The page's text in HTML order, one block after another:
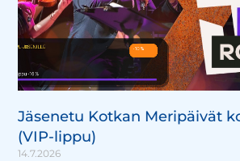
Jäsenetu Kotkan Meripäivät
(VIP-lippu)
14.7.2026